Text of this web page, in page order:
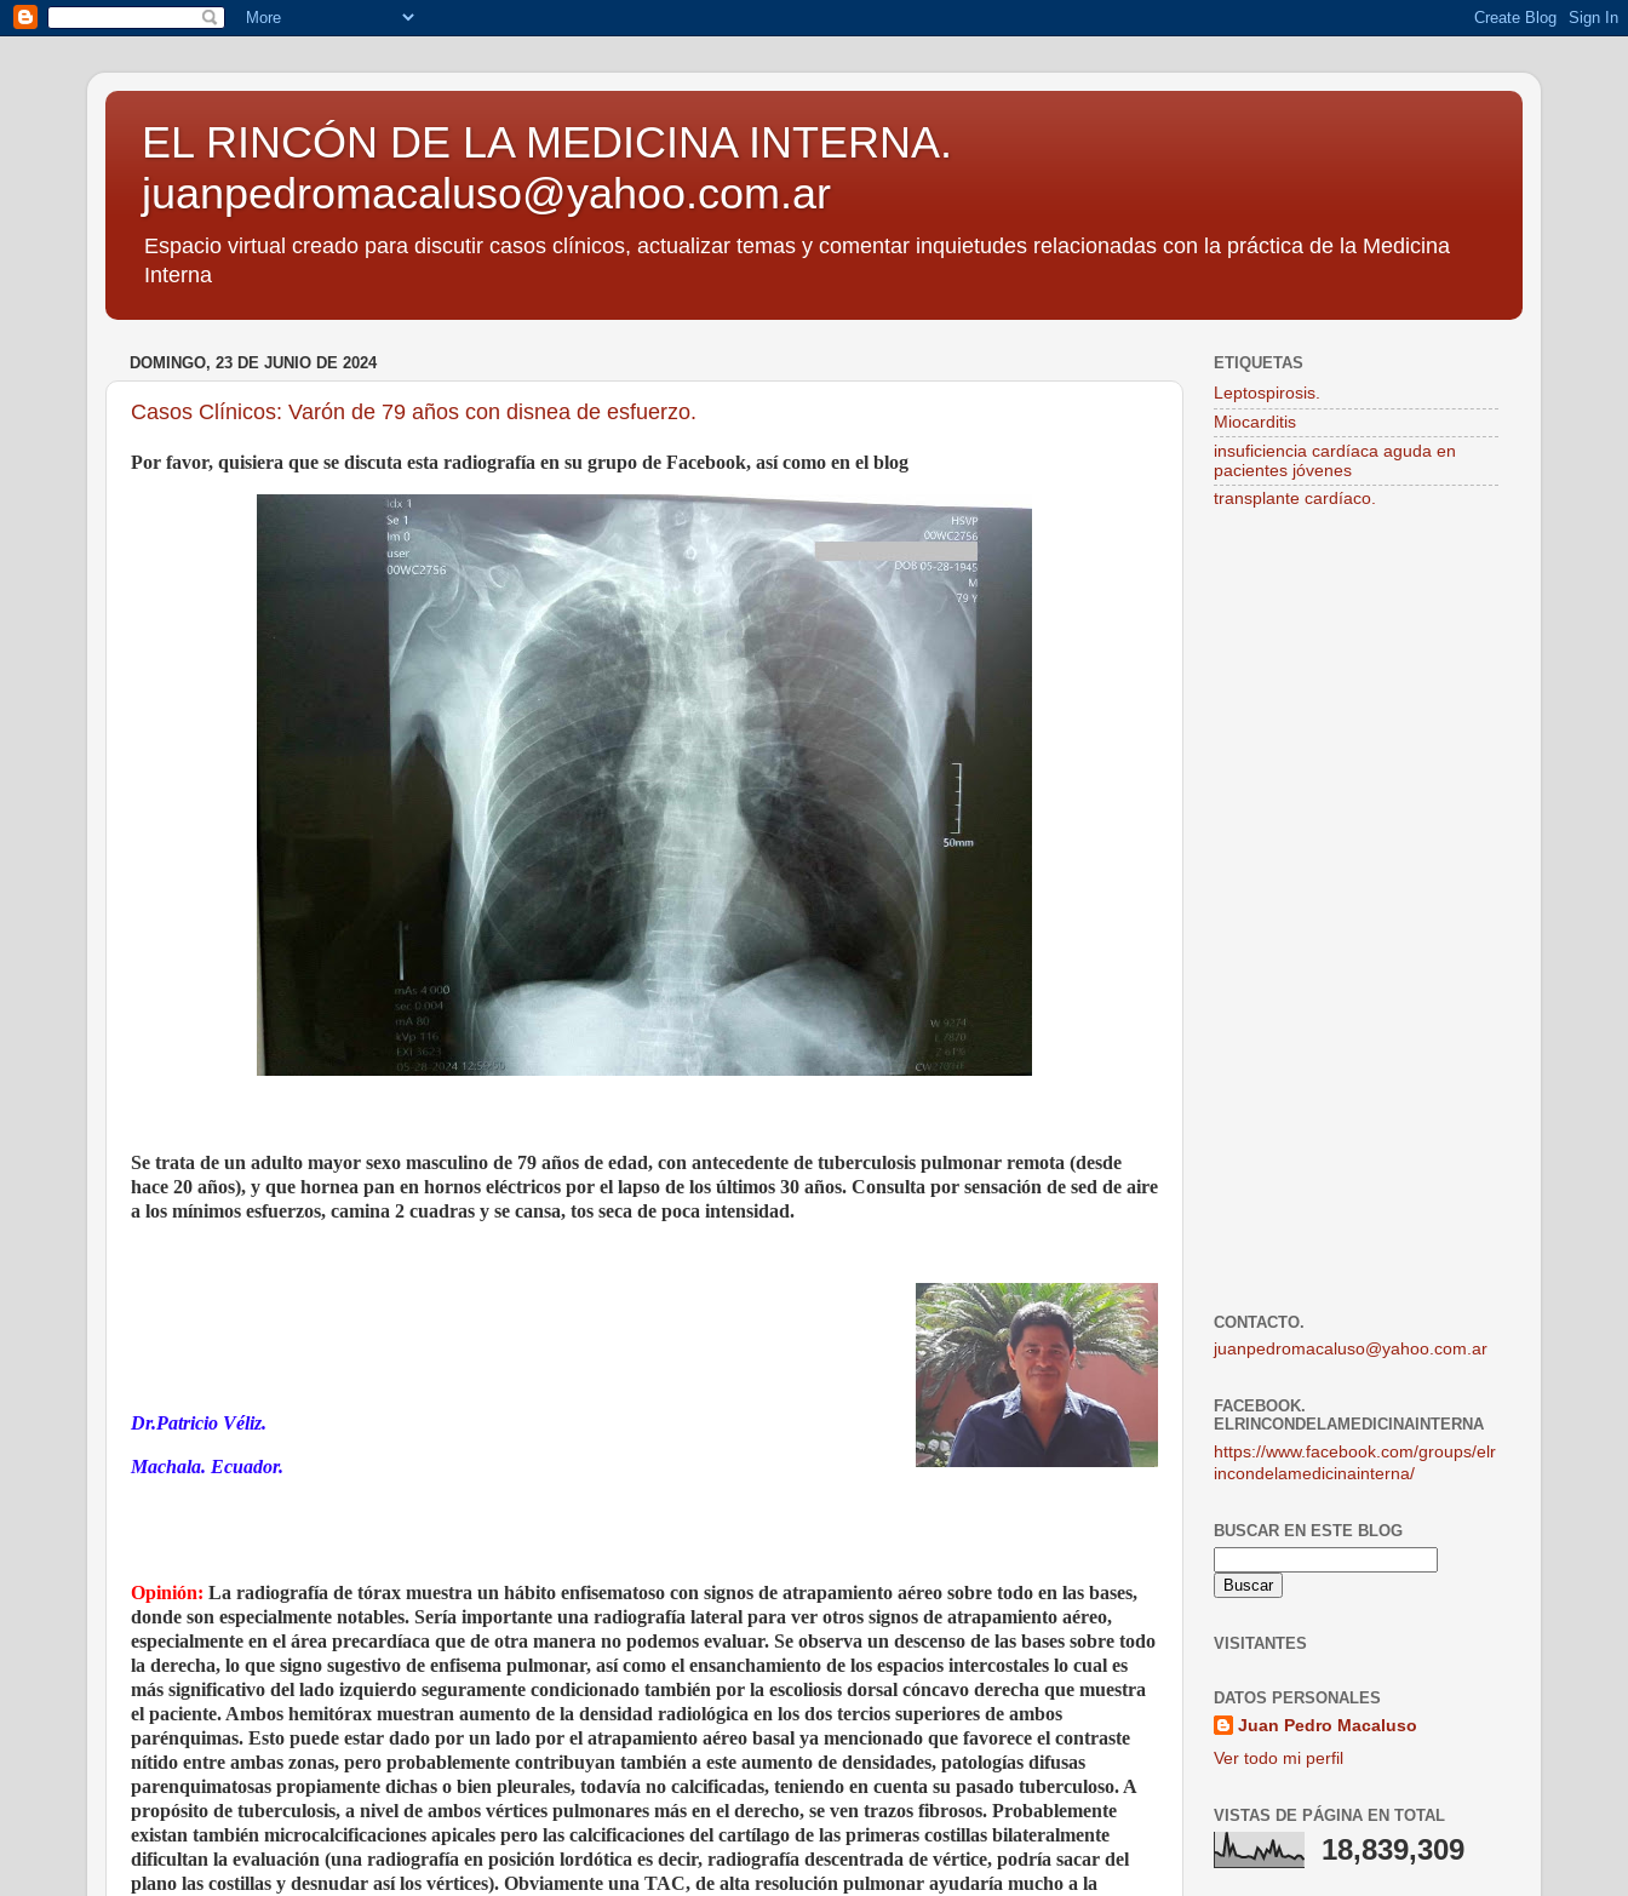
EL RINCÓN DE LA MEDICINA INTERNA.
juanpedromacaluso@yahoo.com.ar
Espacio virtual creado para discutir casos clínicos, actualizar temas y comentar inquietudes relacionadas con la práctica de la Medicina
Interna
DOMINGO, 23 DE JUNIO DE 2024
Casos Clínicos: Varón de 79 años con disnea de esfuerzo.
Por favor, quisiera que se discuta esta radiografía en su grupo de Facebook, así como en el blog
Se trata de un adulto mayor sexo masculino de 79 años de edad, con antecedente de tuberculosis pulmonar remota (desde
hace 20 años), y que hornea pan en hornos eléctricos por el lapso de los últimos 30 años. Consulta por sensación de sed de aire
a los mínimos esfuerzos, camina 2 cuadras y se cansa, tos seca de poca intensidad.
Dr.Patricio Véliz.
Machala. Ecuador.
Opinión: La radiografía de tórax muestra un hábito enfisematoso con signos de atrapamiento aéreo sobre todo en las bases,
donde son especialmente notables. Sería importante una radiografía lateral para ver otros signos de atrapamiento aéreo,
especialmente en el área precardíaca que de otra manera no podemos evaluar. Se observa un descenso de las bases sobre todo
la derecha, lo que signo sugestivo de enfisema pulmonar, así como el ensanchamiento de los espacios intercostales lo cual es
más significativo del lado izquierdo seguramente condicionado también por la escoliosis dorsal cóncavo derecha que muestra
el paciente. Ambos hemitórax muestran aumento de la densidad radiológica en los dos tercios superiores de ambos
parénquimas. Esto puede estar dado por un lado por el atrapamiento aéreo basal ya mencionado que favorece el contraste
nítido entre ambas zonas, pero probablemente contribuyan también a este aumento de densidades, patologías difusas
parenquimatosas propiamente dichas o bien pleurales, todavía no calcificadas, teniendo en cuenta su pasado tuberculoso. A
propósito de tuberculosis, a nivel de ambos vértices pulmonares más en el derecho, se ven trazos fibrosos. Probablemente
existan también microcalcificaciones apicales pero las calcificaciones del cartílago de las primeras costillas bilateralmente
dificultan la evaluación (una radiografía en posición lordótica es decir, radiografía descentrada de vértice, podría sacar del
plano las costillas y desnudar así los vértices). Obviamente una TAC, de alta resolución pulmonar ayudaría mucho a la
ETIQUETAS
Leptospirosis.
Miocarditis
insuficiencia cardíaca aguda en
pacientes jóvenes
transplante cardíaco.
CONTACTO.
juanpedromacaluso@yahoo.com.ar
FACEBOOK.
ELRINCONDELAMEDICINAINTERNA
https://www.facebook.com/groups/elr
incondelamedicinainterna/
BUSCAR EN ESTE BLOG
VISITANTES
DATOS PERSONALES
Juan Pedro Macaluso
Ver todo mi perfil
VISTAS DE PÁGINA EN TOTAL
18,839,309